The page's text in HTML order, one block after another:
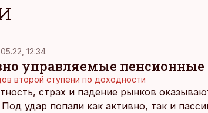
12:34
управляемые
второй ступени по доходности
страх и падение рынков
удар попали как активно, так и